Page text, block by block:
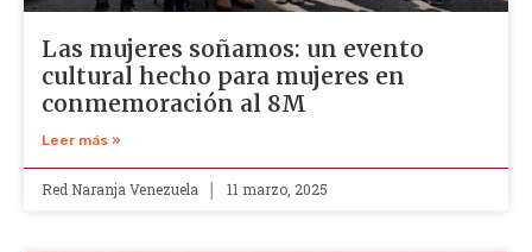
Las mujeres soñamos: un evento
cultural hecho para mujeres en
conmemoración al 8M
Leer más »
Red Naranja Venezuela 11 marzo, 2025